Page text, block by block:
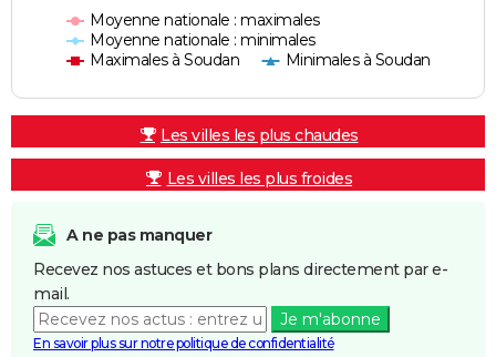
Moyenne nationale : maximales
Moyenne nationale : minimales
Maximales à Soudan
Minimales à Soudan
Les villes les plus chaudes
Les villes les plus froides
A ne pas manquer
Recevez nos astuces et bons plans directement par e-
mail.
Je m'abonne
En savoir plus sur notre politique de confidentialité